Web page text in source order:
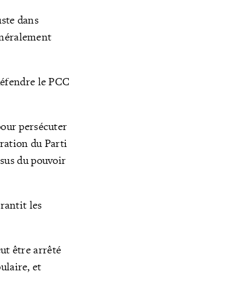
dans
le PCC
persécuter
du Parti
du pouvoir
les
être arrêté
et